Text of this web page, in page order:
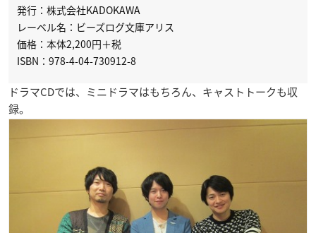
発行：株式会社KADOKAWA
レーベル名：ビーズログ文庫アリス
価格：本体2,200円＋税
ISBN：978-4-04-730912-8
ドラマCDでは、ミニドラマはもちろん、キャストトークも収
録。